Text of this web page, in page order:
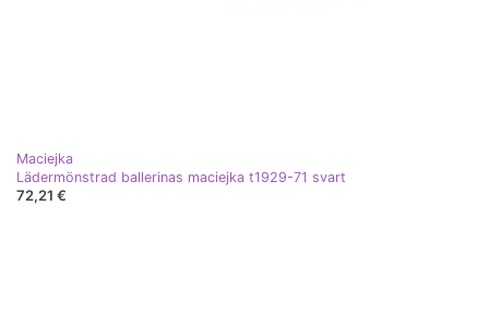
Maciejka
Lädermönstrad ballerinas maciejka t1929-71 svart
72,21 €